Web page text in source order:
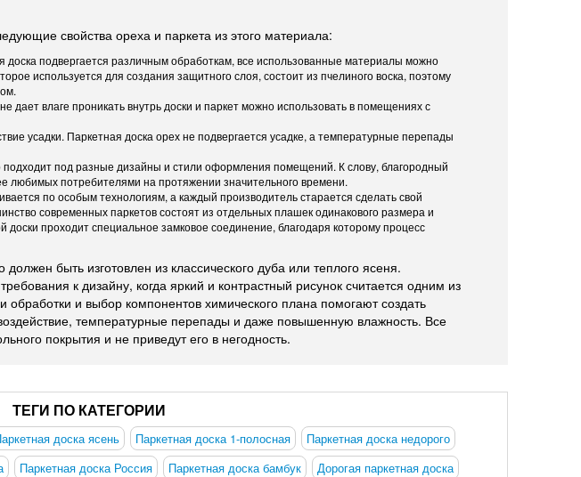
свойства ореха и паркета из этого материала:
доска подвергается различным обработкам, все использованные материалы можно
используется для создания защитного слоя, состоит из пчелиного воска, поэтому
дает влаге проникать внутрь доски и паркет можно использовать в помещениях с
усадки. Паркетная доска орех не подвергается усадке, а температурные перепады
под разные дизайны и стили оформления помещений. К слову, благородный
любимых потребителями на протяжении значительного времени.
по особым технологиям, а каждый производитель старается сделать свой
современных паркетов состоят из отдельных плашек одинакового размера и
проходит специальное замковое соединение, благодаря которому процесс
быть изготовлен из классического дуба или теплого ясеня.
к дизайну, когда яркий и контрастный рисунок считается одним из
и выбор компонентов химического плана помогают создать
температурные перепады и даже повышенную влажность. Все
покрытия и не приведут его в негодность.
ТЕГИ ПО КАТЕГОРИИ
доска ясень Паркетная доска 1-полосная
Паркетная доска недорого
Паркетная доска Россия Паркетная доска бамбук Дорогая паркетная доска